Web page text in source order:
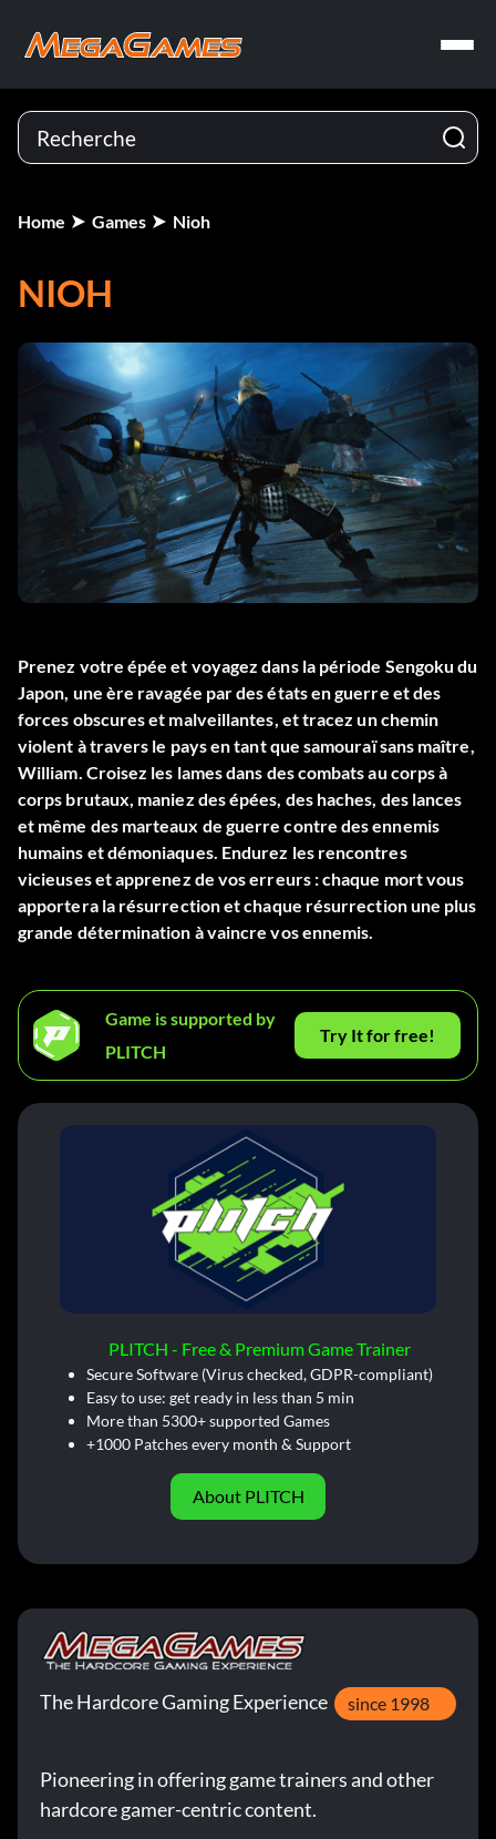
Home Games Nioh
NIOH
Prenez votre épée et voyagez dans la période Sengoku du
Japon, une ère ravagée par des états en guerre et des
forces obscures et malveillantes, et tracez un chemin
violent à travers le pays en tant que samouraï sans maître,
William. Croisez les lames dans des combats au corps à
corps brutaux, maniez des épées, des haches, des lances
et même des marteaux de guerre contre des ennemis
humains et démoniaques. Endurez les rencontres
vicieuses et apprenez de vos erreurs : chaque mort vous
apportera la résurrection et chaque résurrection une plus
grande détermination à vaincre vos ennemis.
Game is supported by
PLITCH
Try It for free!
PLITCH - Free & Premium Game Trainer
Secure Software (Virus checked, GDPR-compliant)
Easy to use: get ready in less than 5 min
More than 5300+ supported Games
+1000 Patches every month & Support
About PLITCH
The Hardcore Gaming Experience since 1998
Pioneering in offering game trainers and other
hardcore gamer-centric content.